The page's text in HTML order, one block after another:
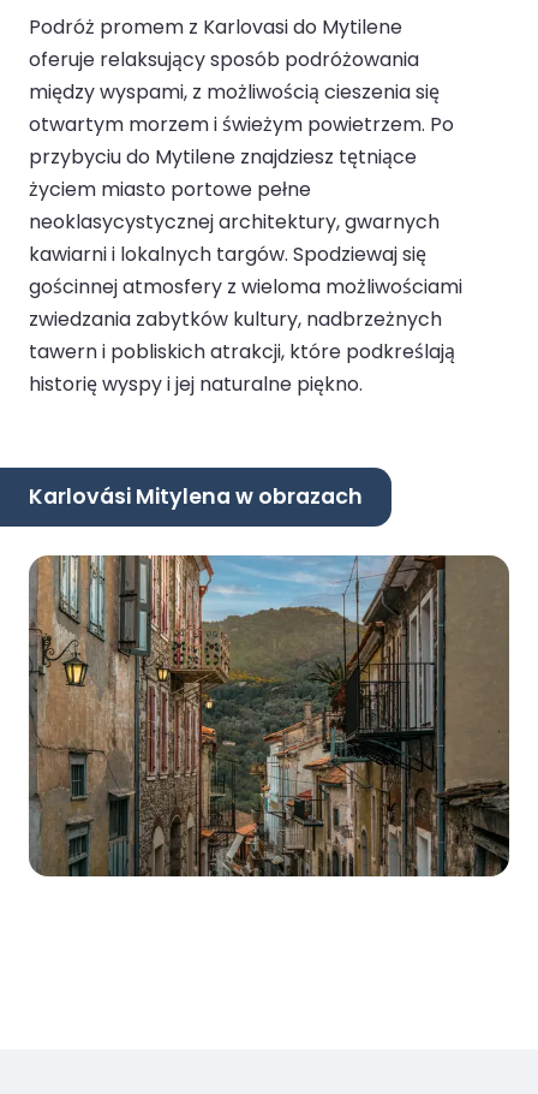
Podróż promem z Karlovasi do Mytilene
oferuje relaksujący sposób podróżowania
między wyspami, z możliwością cieszenia się
otwartym morzem i świeżym powietrzem. Po
przybyciu do Mytilene znajdziesz tętniące
życiem miasto portowe pełne
neoklasycystycznej architektury, gwarnych
kawiarni i lokalnych targów. Spodziewaj się
gościnnej atmosfery z wieloma możliwościami
zwiedzania zabytków kultury, nadbrzeżnych
tawern i pobliskich atrakcji, które podkreślają
historię wyspy i jej naturalne piękno.
Karlovási Mitylena w obrazach